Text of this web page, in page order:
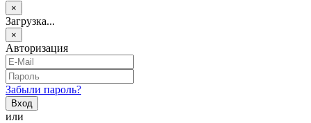
×
Загрузка...
×
Авторизация
Забыли пароль?
или